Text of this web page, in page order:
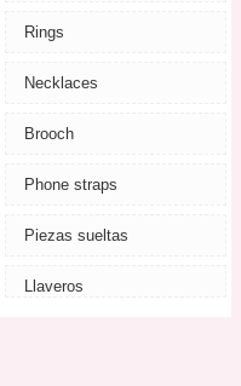
Rings
Necklaces
Brooch
Phone straps
Piezas sueltas
Llaveros